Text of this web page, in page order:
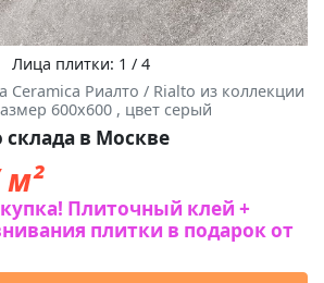
Лица плитки: 1 / 4
Ceramica Риалто / Rialto из коллекции
600x600 , цвет серый
склада в Москве
Плиточный клей +
плитки в подарок от